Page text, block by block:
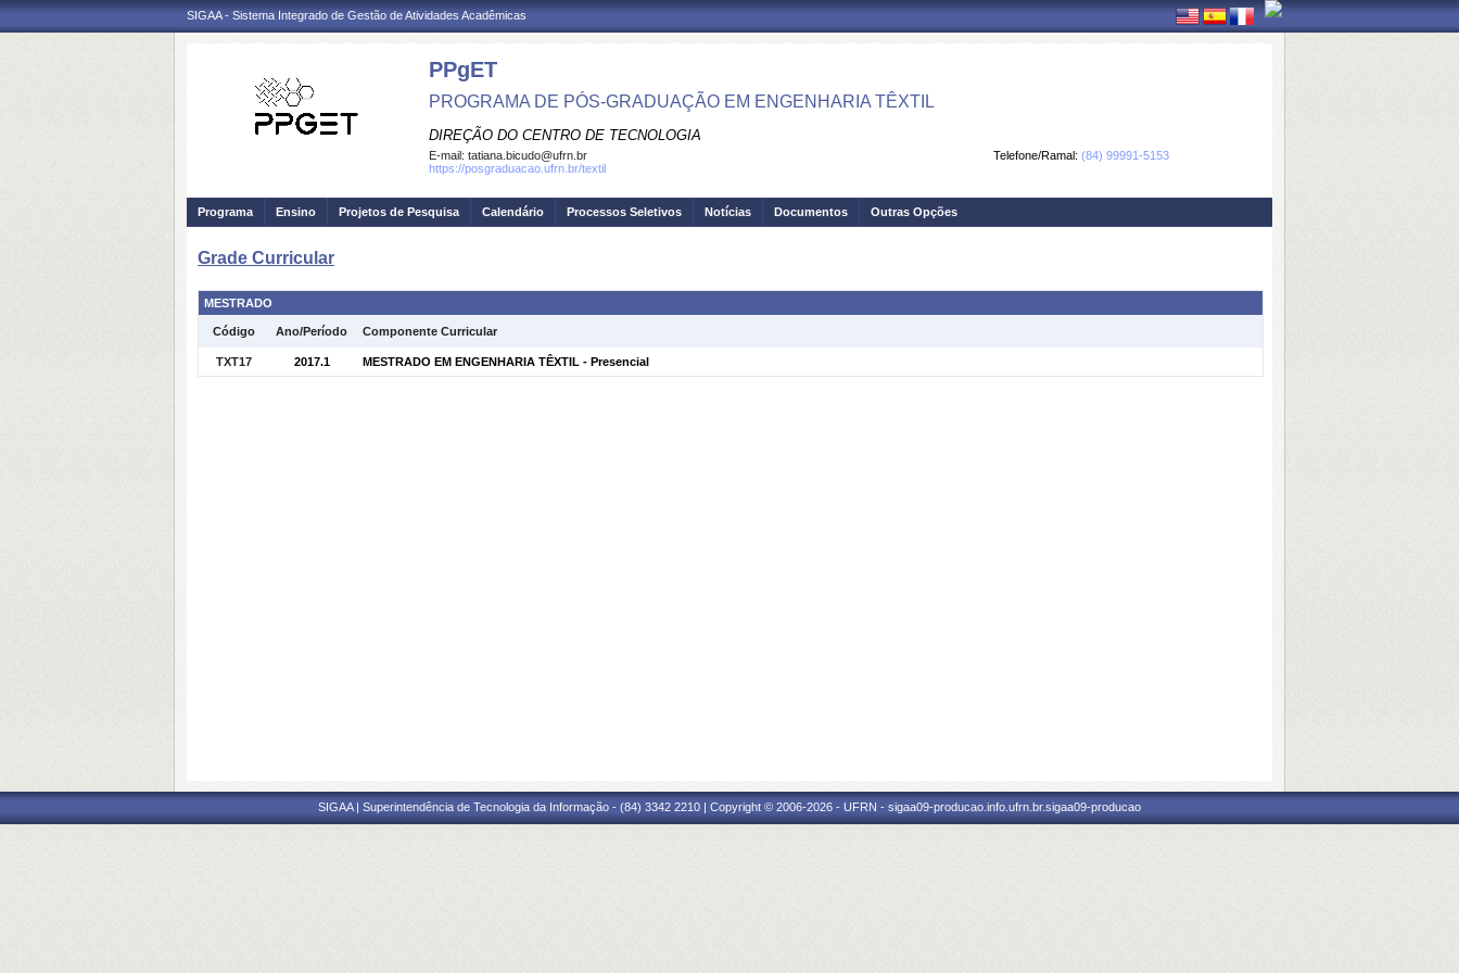
SIGAA - Sistema Integrado de Gestão de Atividades Acadêmicas
PPgET
PROGRAMA DE PÓS-GRADUAÇÃO EM ENGENHARIA TÊXTIL
DIREÇÃO DO CENTRO DE TECNOLOGIA
Telefone/Ramal: (84) 99991-5153
E-mail: tatiana.bicudo@ufrn.br
https://posgraduacao.ufrn.br/textil
Programa Ensino Projetos de Pesquisa Calendário Processos Seletivos Notícias Documentos Outras Opções
Grade Curricular
MESTRADO
Código Ano/Período Componente Curricular
TXT17 2017.1 MESTRADO EM ENGENHARIA TÊXTIL - Presencial
SIGAA | Superintendência de Tecnologia da Informação - (84) 3342 2210 | Copyright © 2006-2026 - UFRN - sigaa09-producao.info.ufrn.br.sigaa09-producao